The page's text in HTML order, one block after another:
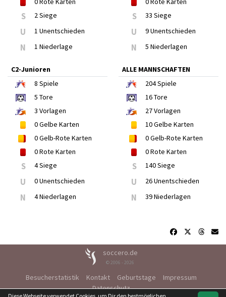
S 2 Siege
U 1 Unentschieden
N 1 Niederlage
S 33 Siege
U 9 Unentschieden
N 5 Niederlagen
C2-Junioren
8 Spiele
5 Tore
3 Vorlagen
0Gelbe Karten
0Gelb-Rote Karten
0Rote Karten
S 4 Siege
U 0 Unentschieden
N 4 Niederlagen
ALLE MANNSCHAFTEN
204Spiele
16Tore
27Vorlagen
10Gelbe Karten
0Gelb-Rote Karten
0Rote Karten
S 140 Siege
U 26 Unentschieden
N 39 Niederlagen
soccero.de
© 2006 - 2026
Besucherstatistik Kontakt Geburtstage
Impressum
Datenschutz